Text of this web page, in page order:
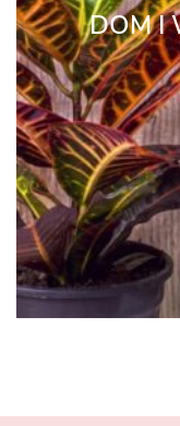
DOM I